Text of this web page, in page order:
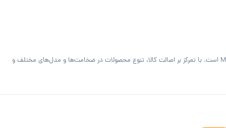
فروشگاه MDF Bazaar ارائه‌دهنده متریال تخصصی کابینت و دکوراسیون داخلی شامل ورق MDF خام و رنگی، هایگلاس، PVC فومیزه سفید و روکش‌دار و صفحه کابینت MDF است. با تمرکز بر اصالت کالا، تنوع محصولات در ضخامت‌ها و مدل‌های مختلف و